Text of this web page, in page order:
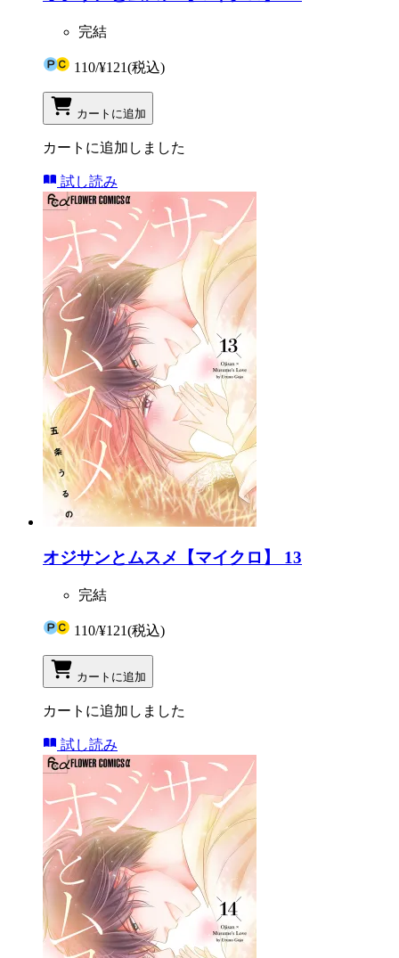
完結
110/¥121(税込)
カートに追加
カートに追加しました
試し読み
オジサンとムスメ【マイクロ】 13
完結
110/¥121(税込)
カートに追加
カートに追加しました
試し読み